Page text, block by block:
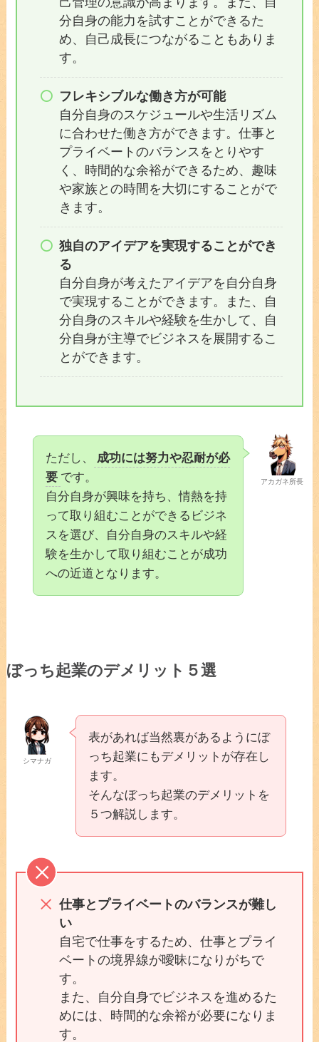
分自身の能力を試すことができるた
め、自己成長につながることもありま
す。
フレキシブルな働き方が可能
自分自身のスケジュールや生活リズム
に合わせた働き方ができます。仕事と
プライベートのバランスをとりやす
く、時間的な余裕ができるため、趣味
や家族との時間を大切にすることがで
きます。
独自のアイデアを実現することができ
る
自分自身が考えたアイデアを自分自身
で実現することができます。また、自
分自身のスキルや経験を生かして、自
分自身が主導でビジネスを展開するこ
とができます。
アカガネ所長
ただし、
成功には努力や忍耐が必
要 です。
自分自身が興味を持ち、情熱を持
って取り組むことができるビジネ
スを選び、自分自身のスキルや経
験を生かして取り組むことが成功
への近道となります。
ぼっち起業のデメリット５選
シマナガ
表があれば当然裏があるようにぼ
っち起業にもデメリットが存在し
ます。
そんなぼっち起業のデメリットを
５つ解説します。
仕事とプライベートのバランスが難し
い
自宅で仕事をするため、仕事とプライ
ベートの境界線が曖昧になりがちで
す。
また、自分自身でビジネスを進めるた
めには、時間的な余裕が必要になりま
す。